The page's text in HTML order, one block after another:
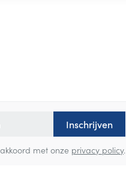
Inschrijven
met onze privacy policy.